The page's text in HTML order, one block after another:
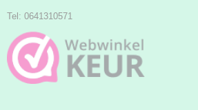
Tel: 0641310571